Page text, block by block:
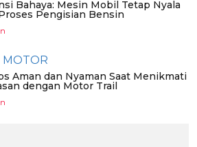
Bahaya: Mesin Mobil Tetap Nyala
Pengisian Bensin
MOTOR
Aman dan Nyaman Saat Menikmati
dengan Motor Trail